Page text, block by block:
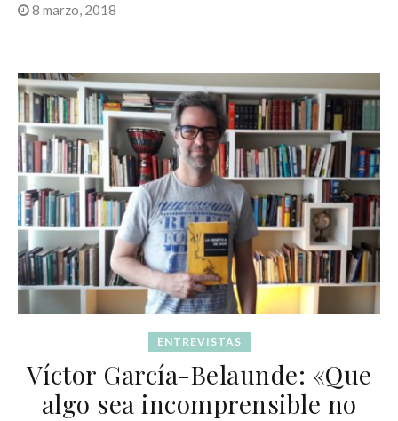
8 marzo, 2018
ENTREVISTAS
Víctor García-Belaunde: «Que
algo sea incomprensible no